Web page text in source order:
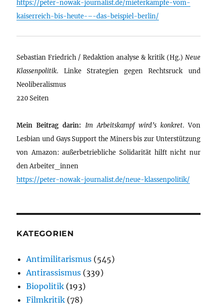
https://peter-nowak-journalist.de/mieterkampfe-vom-
kaiserreich-bis-heute-–-das-beispiel-berlin/
Sebastian Friedrich / Redaktion analyse & kritik (Hg.) Neue
Klassenpolitik. Linke Strategien gegen Rechtsruck und
Neoliberalismus
220 Seiten
Mein Beitrag darin: Im Arbeitskampf wird’s konkret. Von
Lesbian und Gays Support the Miners bis zur Unterstützung
von Amazon: außerbetriebliche Solidarität hilft nicht nur
den Arbeiter_innen
https://peter-nowak-journalist.de/neue-klassenpolitik/
KATEGORIEN
Antimilitarismus (545)
Antirassismus (339)
Biopolitik (193)
Filmkritik (78)